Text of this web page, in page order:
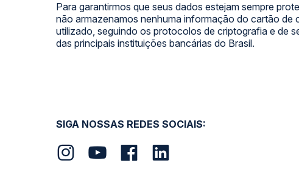
Para garantirmos que seus dados estejam sempre
não armazenamos nenhuma informação do cartão de
utilizado, seguindo os protocolos de criptografia e de
das principais instituições bancárias do Brasil.
SIGA NOSSAS REDES SOCIAIS: